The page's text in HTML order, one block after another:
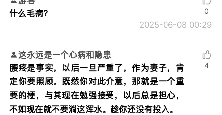
什么毛病？
2025-06-08 00:29
0
这永远是一个心病和隐患
腰疼是事实，以后一旦严重了，作为妻子，肯
定你要照顾。既然你对此介意，那就是一个重
要的梗，与其现在勉强接受，以后总是担心，
不如现在就不要淌这浑水。趁你还没有投入。
4